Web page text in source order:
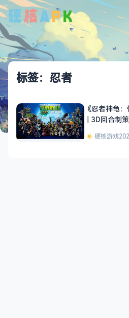
标签：忍者
《忍者神龟
｜3D回合制
硬核游戏